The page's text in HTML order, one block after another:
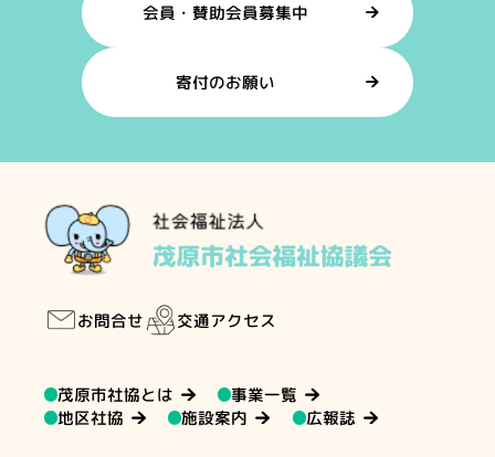
会員・賛助会員募集中
寄付のお願い
お問合せ 交通アクセス
茂原市社協とは
事業一覧
地区社協
施設案内 広報誌